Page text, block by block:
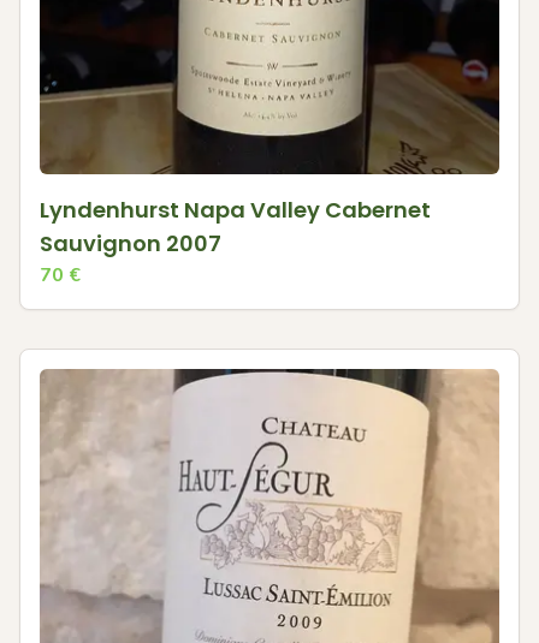
Lyndenhurst Napa Valley Cabernet
Sauvignon 2007
70 €